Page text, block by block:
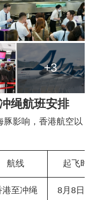
+3
绳航班安排
影响，香港航空以
航线 起飞时
港至冲绳 8月8日/